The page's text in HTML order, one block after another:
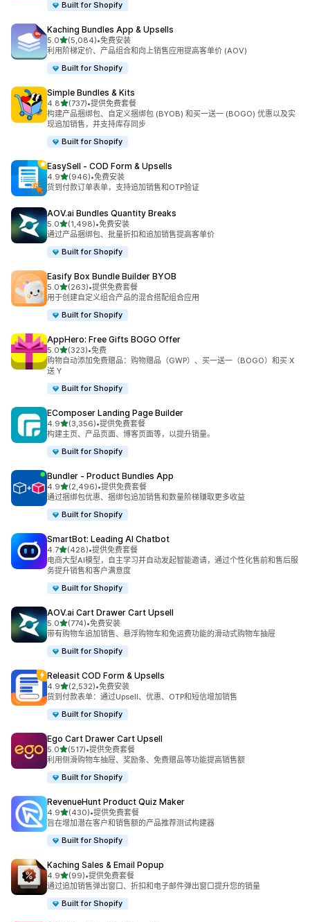
Built for Shopify
Kaching Bundles App & Upsells
5.0星（满分 5 星）
(5,084)
总共 5084 条评论
•免费安装
利用阶梯定价、产品组合和向上销售应用提高客单价 (AOV)
Built for Shopify
Simple Bundles & Kits
4.8星（满分 5 星）
(737)
总共 737 条评论
•提供免费套餐
构建产品捆绑包、自定义捆绑包 (BYOB) 和买一送一 (BOGO) 优惠以及实
现追加销售，并支持库存同步
Built for Shopify
EasySell ‑ COD Form & Upsells
4.9星（满分 5 星）
(946)
总共 946 条评论
•免费安装
货到付款订单表单，支持追加销售和OTP验证
AOV.ai Bundles Quantity Breaks
5.0星（满分 5 星）
(1,498)
总共 1498 条评论
•免费安装
通过产品捆绑包、批量折扣和追加销售提高客单价
Built for Shopify
Easify Box Bundle Builder BYOB
5.0星（满分 5 星）
(263)
总共 263 条评论
•提供免费套餐
用于创建自定义组合产品的混合搭配组合应用
Built for Shopify
AppHero: Free Gifts BOGO Offer
5.0星（满分 5 星）
(323)
总共 323 条评论
•免费
购物自动添加免费赠品：购物赠品（GWP）、买一送一（BOGO）和买 X
送 Y
Built for Shopify
EComposer Landing Page Builder
4.9星（满分 5 星）
(3,356)
总共 3356 条评论
•提供免费套餐
构建主页、产品页面、博客页面等，以提升销量。
Built for Shopify
Bundler ‑ Product Bundles App
4.9星（满分 5 星）
(2,496)
总共 2496 条评论
•提供免费套餐
通过捆绑包优惠、捆绑包追加销售和数量阶梯赚取更多收益
Built for Shopify
SmartBot: Leading AI Chatbot
4.7星（满分 5 星）
(428)
总共 428 条评论
•提供免费套餐
电商大型AI模型，自主学习并自动发起智能邀请，通过个性化售前和售后服
务提升销售和客户满意度
Built for Shopify
AOV.ai Cart Drawer Cart Upsell
5.0星（满分 5 星）
(774)
总共 774 条评论
•免费安装
带有购物车追加销售、悬浮购物车和免运费功能的滑动式购物车抽屉
Built for Shopify
Releasit COD Form & Upsells
4.9星（满分 5 星）
(2,532)
总共 2532 条评论
•免费安装
货到付款表单：通过Upsell、优惠、OTP和短信增加销售
Built for Shopify
Ego Cart Drawer Cart Upsell
5.0星（满分 5 星）
(517)
总共 517 条评论
•提供免费套餐
利用侧滑购物车抽屉、奖励条、免费赠品等功能提高销售额
Built for Shopify
RevenueHunt Product Quiz Maker
4.9星（满分 5 星）
(430)
总共 430 条评论
•提供免费套餐
旨在增加潜在客户和销售额的产品推荐测试构建器
Built for Shopify
Kaching Sales & Email Popup
4.9星（满分 5 星）
(99)
总共 99 条评论
•提供免费套餐
通过追加销售弹出窗口、折扣和电子邮件弹出窗口提升您的销量
Built for Shopify